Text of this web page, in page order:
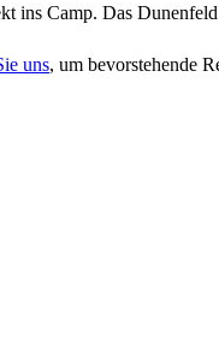
Camp. Das
uns, um bevorstehende